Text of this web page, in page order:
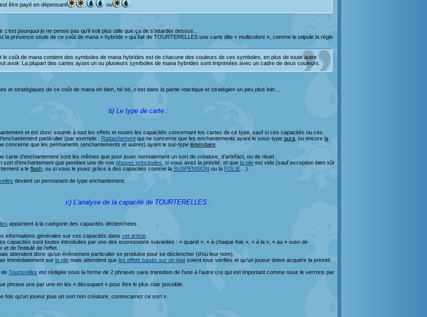
être payé en dépensant ou
c’est pourquoi je ne pense pas qu’il soit plus utile que ça de s’attarder dessus…
la présence seule de ce coût de mana « hybride » qui fait de TOURTERELLES une carte dite « multicolore », comme le stipule la règle
le coût de mana contient des symboles de mana hybrides est de chacune des couleurs de ces symboles, en plus de toute autre
avoir. La plupart des cartes ayant un ou plusieurs symboles de mana hybrides sont imprimées avec un cadre de deux couleurs.
et stratégiques de ce coût de mana eh bien, hé hé, c’est dans la partie «tactique et stratégie» un peu plus loin…
b) Le type de carte :
et est donc soumis à tout les effets et toutes les capacités concernant les cartes de ce type, sauf si ces capacités ou ces
particulier (par exemple : Rattachement qui ne concerne que les enchantements ayant le sous-type aura , ou encore la
concerne que les permanents (enchantements et autres) ayant le sur-type légendaire
carte d’enchantement sont les mêmes que pour jouer normalement un sort de créature, d’artefact, ou de rituel :
sort d’enchantement que pendant une de vos phases principales , si vous avez la priorité, et que la pile est vide (sauf exception bien sûr
a le flash , ou si vous le jouez grâce à des capacités comme la SUSPENSION ou la FOLIE …).
devient un permanent de type enchantement.
c) L’analyse de la capacité de TOURTERELLES :
appartient à la catégorie des capacités déclenchées.
informations générales sur ces capacités dans cet article
capacités sont toutes introduites par une des expressions suivantes : « quand », « à chaque fois », « à la », « au » suivi de
de l’intitulé de l’effet.
attendent donc qu’un évènement particulier se produise pour se déclencher (d’où leur nom).
immédiatement sur la pile mais attendent que les effets basés sur un état soient tous vérifiés et qu’un joueur doive acquérir la priorité.
de Tourterelles est rédigée sous la forme de 2 phrases sans transition de l’une à l’autre (ce qui est important comme nous le verrons par
phrase une par une en les « découpant » pour être le plus clair possible.
fois qu'un joueur joue un sort non créature, contrecarrez ce sort ».